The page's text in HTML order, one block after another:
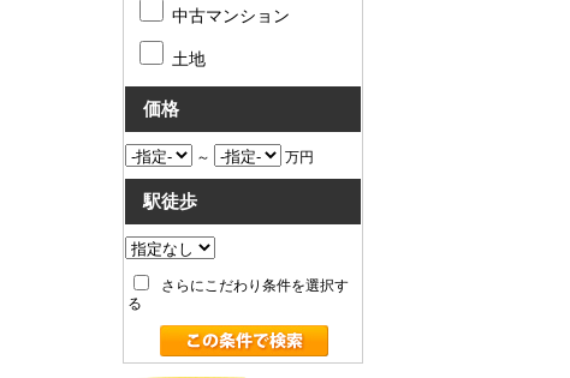
中古マンション
土地
価格
～ 万円
駅徒歩
さらにこだわり条件を選択す
る